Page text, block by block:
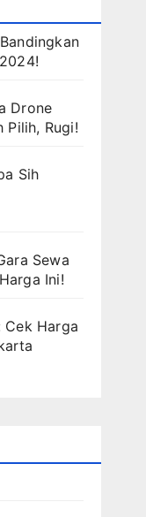
Drone
Pilih, Rugi!
Sih
Sewa
Ini!
Cek Harga